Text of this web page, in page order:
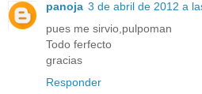
panoja 3 de abril de 2012 a
pues me sirvio,pulpoman
Todo ferfecto
gracias
Responder